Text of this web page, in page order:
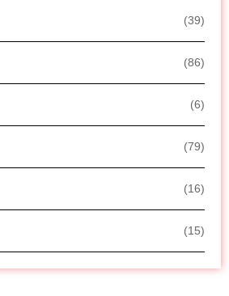
(39)
(86)
(6)
(79)
(16)
(15)